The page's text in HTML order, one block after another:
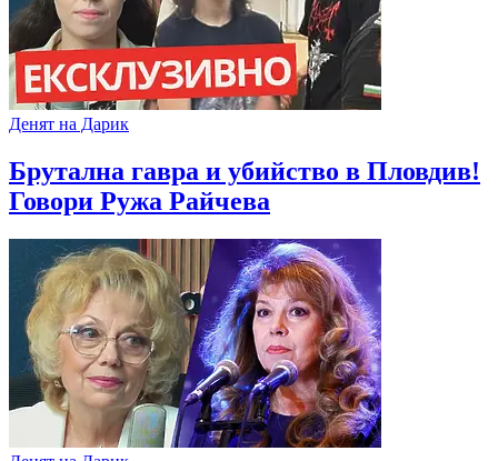
Денят на Дарик
Брутална гавра и убийство в Пловдив!
Говори Ружа Райчева